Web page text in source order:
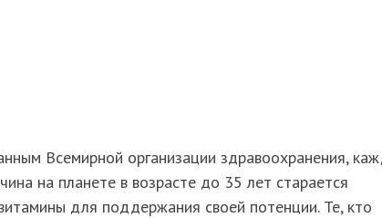
Всемирной организации здравоохранения,
на планете в возрасте до 35 лет старается
для поддержания своей потенции. Те, кто